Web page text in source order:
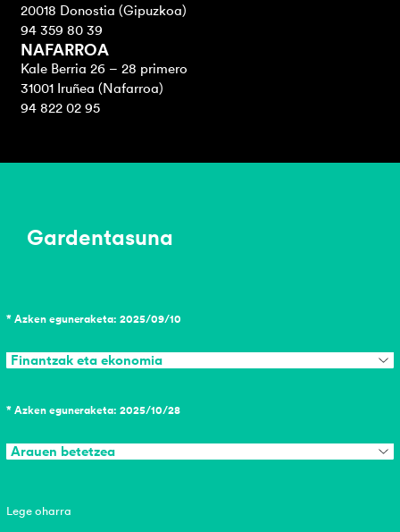
20018 Donostia (Gipuzkoa)
94 359 80 39
NAFARROA
Kale Berria 26 – 28 primero
31001 Iruñea (Nafarroa)
94 822 02 95
Gardentasuna
* Azken eguneraketa: 2025/09/10
Finantzak eta ekonomia
* Azken eguneraketa: 2025/10/28
Arauen betetzea
Lege oharra